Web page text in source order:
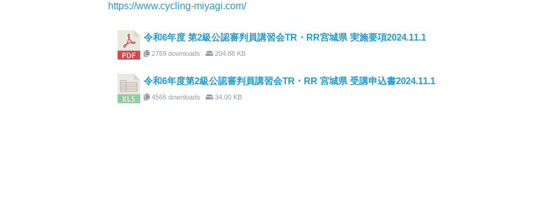
https://www.cycling-miyagi.com/
令和6年度 第2級公認審判員講習会TR・RR宮城県 実施要項2024.11.1
2759 downloads 204.88 KB
令和6年度第2級公認審判員講習会TR・RR 宮城県 受講申込書2024.11.1
4566 downloads 34.00 KB